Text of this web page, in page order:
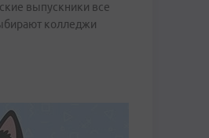
выпускники все
колледжи